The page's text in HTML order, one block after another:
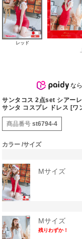
レッド
なら
サンタコス 2点set シアー
サンタ コスプレ ドレス [ワ
商品番号 st6794-4
カラー サイズ
Mサイズ
Mサイズ
残りわずか！